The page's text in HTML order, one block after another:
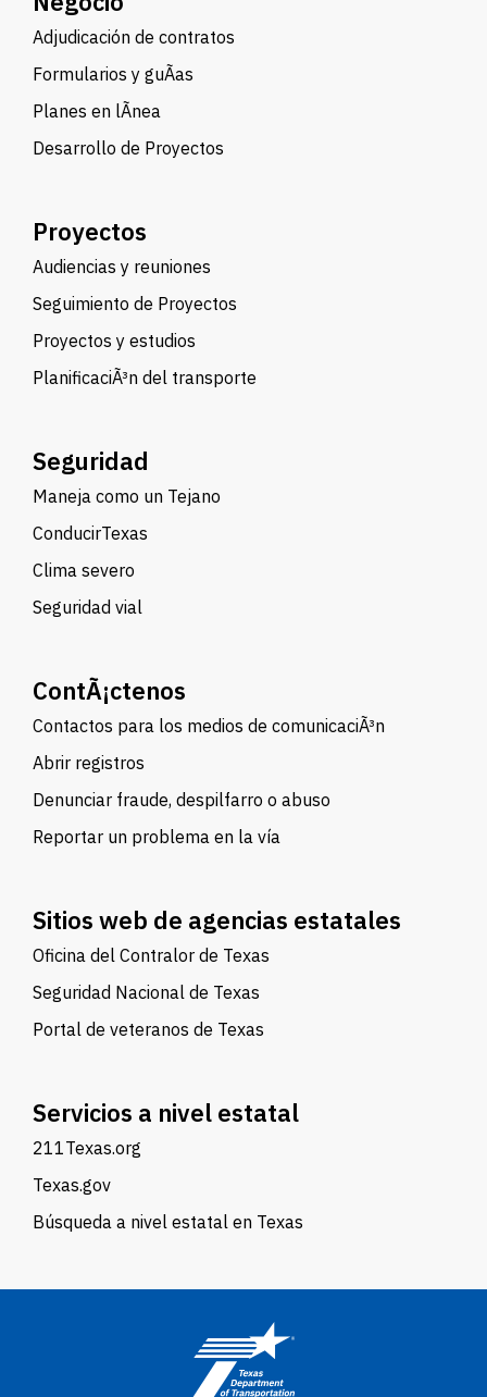
Adjudicación de contratos
Formularios y guÃ­as
Planes en lÃ­nea
Desarrollo de Proyectos
Proyectos
Audiencias y reuniones
Seguimiento de Proyectos
Proyectos y estudios
PlanificaciÃ³n del transporte
Seguridad
Maneja como un Tejano
ConducirTexas
Clima severo
Seguridad vial
ContÃ¡ctenos
Contactos para los medios de comunicaciÃ³n
Abrir registros
Denunciar fraude, despilfarro o abuso
Reportar un problema en la vía
Sitios web de agencias estatales
Oficina del Contralor de Texas
Seguridad Nacional de Texas
Portal de veteranos de Texas
Servicios a nivel estatal
211Texas.org
Texas.gov
Búsqueda a nivel estatal en Texas